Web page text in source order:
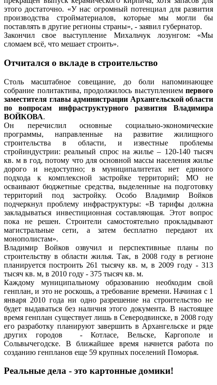
этого достаточно. «У нас огромный потенциал для развития
производства стройматериалов, которые мы могли бы
поставлять в другие регионы страны», - заявил губернатор.
Закончил свое выступление Михальчук лозунгом: «Мы
сломаем всё, что мешает строить».
Отчитался о вкладе в строительство
Столь масштабное совещание, до боли напоминающее
собрание политактива, продолжилось выступлением первого
заместителя главы администрации Архангельской области
по вопросам инфраструктурного развития Владимира
ВОЙКОВА.
Он перечислил основные социально-экономические
программы, направленные на развитие жилищного
строительства в области, и известные проблемы
стройиндустрии: реальный спрос на жилье – 120-140 тысяч
кв. м в год, потому что для основной массы населения жилье
дорого и недоступно; в муниципалитетах нет единого
подхода к комплексной застройке территорий; МО не
осваивают бюджетные средства, выделенные на подготовку
территорий под застройку. Особо Владимир Войков
подчеркнул проблему инфраструктуры: «В тарифы должна
закладываться инвестиционная составляющая. Этот вопрос
пока не решен. Строители самостоятельно прокладывают
магистральные сети, а затем бесплатно передают их
монополистам».
Владимир Войков озвучил и перспективные планы по
строительству в области жилья. Так, в 2008 году в регионе
планируется построить 261 тысячу кв. м, в 2009 году - 313
тысяч кв. м, в 2010 году - 375 тысяч кв. м.
Каждому муниципальному образованию необходим свой
генплан, и это не роскошь, а требование времени. Начиная с 1
января 2010 года ни одно разрешение на строительство не
будет выдаваться без наличия этого документа. В настоящее
время генплан существует лишь в Северодвинске, в 2008 году
его разработку планируют завершить в Архангельске и ряде
других городов - Котласе, Вельске, Каргополе и
Сольвычегодске. В ближайшее время начнется работа по
созданию генпланов еще 59 крупных поселений Поморья.
Реальные дела - это картонные домики!